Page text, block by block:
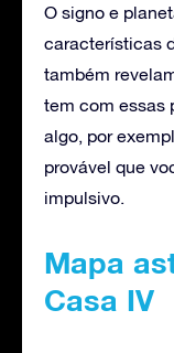
O signo e
características
também
tem com essas
algo, por
provável que
impulsivo.
Mapa
Casa IV